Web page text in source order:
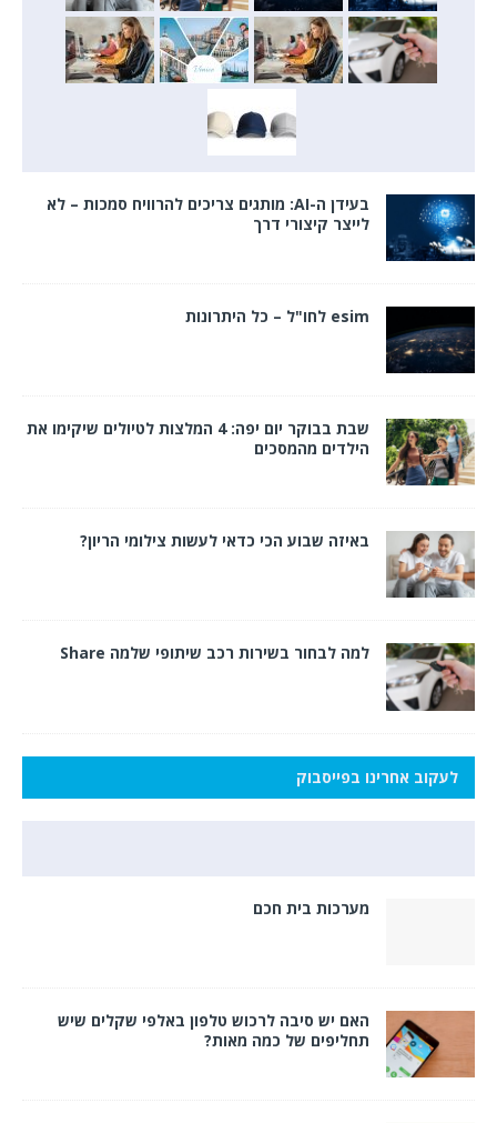
בעידן ה-AI: מותגים צריכים להרוויח סמכות – לא
לייצר קיצורי דרך
esim לחו"ל – כל היתרונות
שבת בבוקר יום יפה: 4 המלצות לטיולים שיקימו את
הילדים מהמסכים
באיזה שבוע הכי כדאי לעשות צילומי הריון?
למה לבחור בשירות רכב שיתופי שלמה Share
לעקוב אחרינו בפייסבוק
מערכות בית חכם
האם יש סיבה לרכוש טלפון באלפי שקלים שיש
תחליפים של כמה מאות?